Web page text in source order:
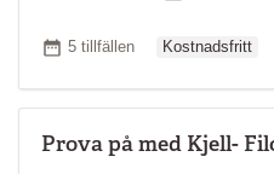
Antal tillfällen
5 tillfällen Kostnadsfritt
Prova på med Kjell-